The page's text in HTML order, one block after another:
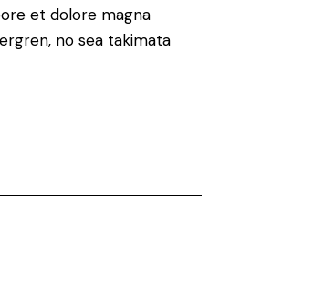
et dolore magna
no sea takimata